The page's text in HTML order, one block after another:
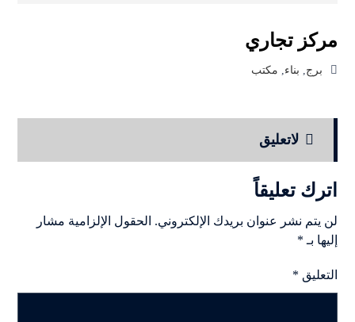
مركز تجاري
برج, بناء, مكتب
لاتعلیق
اترك تعليقاً
لن يتم نشر عنوان بريدك الإلكتروني. الحقول الإلزامية مشار
إليها بـ *
التعليق *